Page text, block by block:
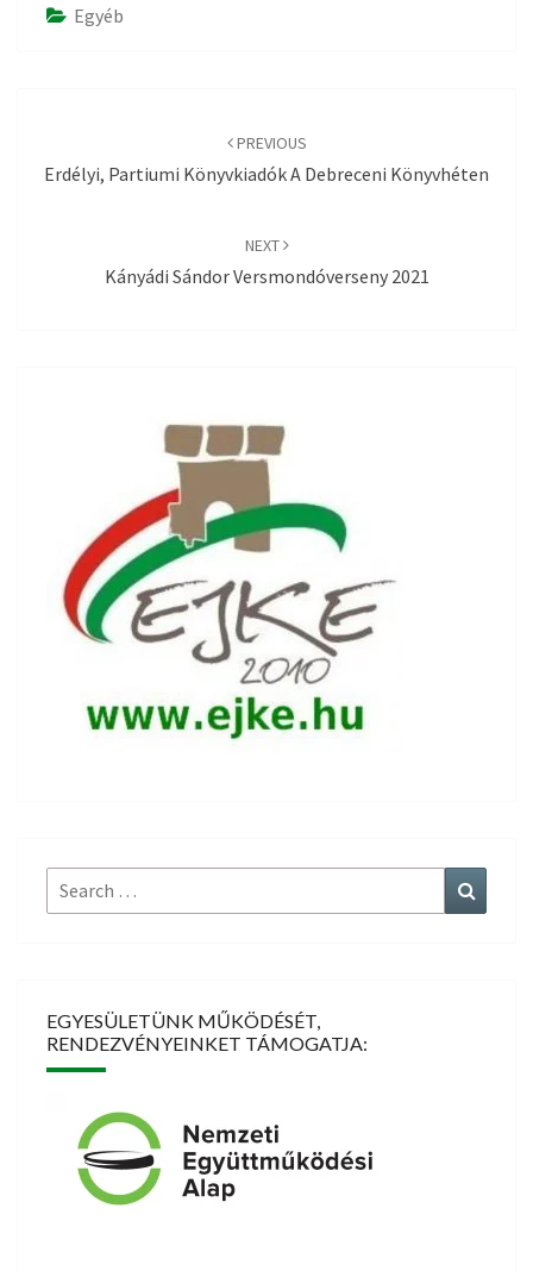
Egyéb
PREVIOUS
Erdélyi, Partiumi Könyvkiadók A Debreceni Könyvhéten
NEXT
Kányádi Sándor Versmondóverseny 2021
Search
for:
EGYESÜLETÜNK MŰKÖDÉSÉT,
RENDEZVÉNYEINKET TÁMOGATJA: